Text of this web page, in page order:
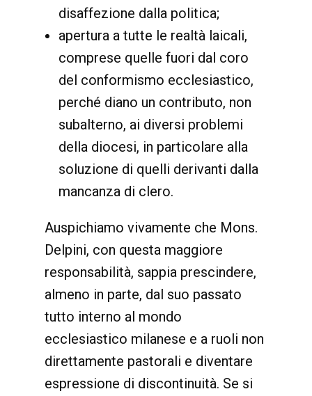
disaffezione dalla politica;
apertura a tutte le realtà laicali,
comprese quelle fuori dal coro
del conformismo ecclesiastico,
perché diano un contributo, non
subalterno, ai diversi problemi
della diocesi, in particolare alla
soluzione di quelli derivanti dalla
mancanza di clero.
Auspichiamo vivamente che Mons.
Delpini, con questa maggiore
responsabilità, sappia prescindere,
almeno in parte, dal suo passato
tutto interno al mondo
ecclesiastico milanese e a ruoli non
direttamente pastorali e diventare
espressione di discontinuità. Se si